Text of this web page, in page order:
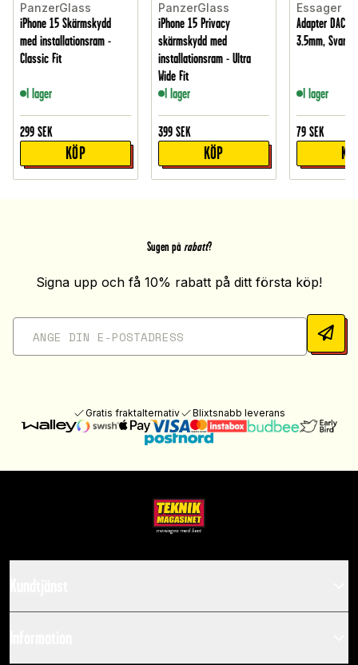
PanzerGlass
iPhone 15 Skärmskydd
med installationsram -
Classic Fit
I lager
299 SEK
KÖP
PanzerGlass
iPhone 15 Privacy
skärmskydd med
installationsram - Ultra
Wide Fit
I lager
399 SEK
KÖP
Essager
Adapter DAC
3.5mm, Svart
I lager
79 SEK
Sugen på rabatt?
Signa upp och få 10% rabatt på ditt första köp!
Gratis fraktalternativ Blixtsnabb leverans